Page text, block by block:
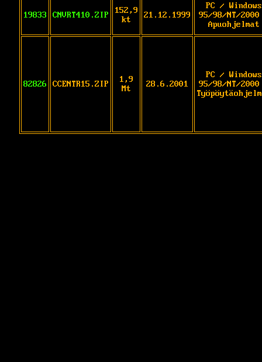
19833 CNVRT410.ZIP
152,9
kt
21.12.1999
PC / Windows
95/98/NT/
Apuohjelmat
82826 CCENTR15.ZIP
1,9
Mt
28.6.2001
PC / Windows
95/98/NT/